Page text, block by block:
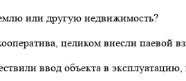
или другую недвижимость?
целиком внесли паевой
ввод объекта в эксплуатацию,